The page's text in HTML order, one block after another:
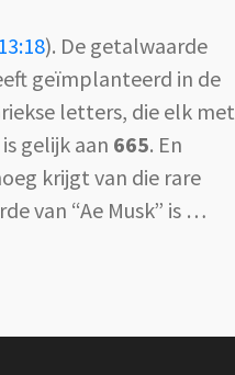
). De getalwaarde
geïmplanteerd in de
letters, die elk met
gelijk aan 665. En
krijgt van die rare
van “Ae Musk” is …